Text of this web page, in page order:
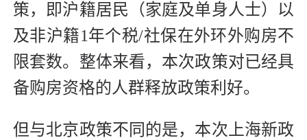
策，即沪籍居民（家庭及单身人士）以
及非沪籍1年个税/社保在外环外购房不
限套数。整体来看，本次政策对已经具
备购房资格的人群释放政策利好。
但与北京政策不同的是，本次上海新政